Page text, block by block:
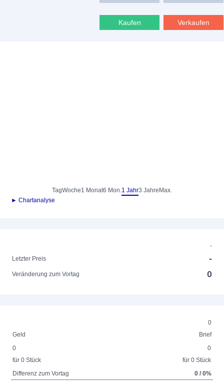
Kaufen Verkaufen
TagWoche1 Monat6 Mon.1 Jahr3 Jahre Max.
► Chartanalyse
-
Letzter Preis
-
Veränderung zum Vortag 0
0
Geld
Brief
0
für 0 Stück
0
für 0 Stück
Differenz zum Vortag
0 / 0%